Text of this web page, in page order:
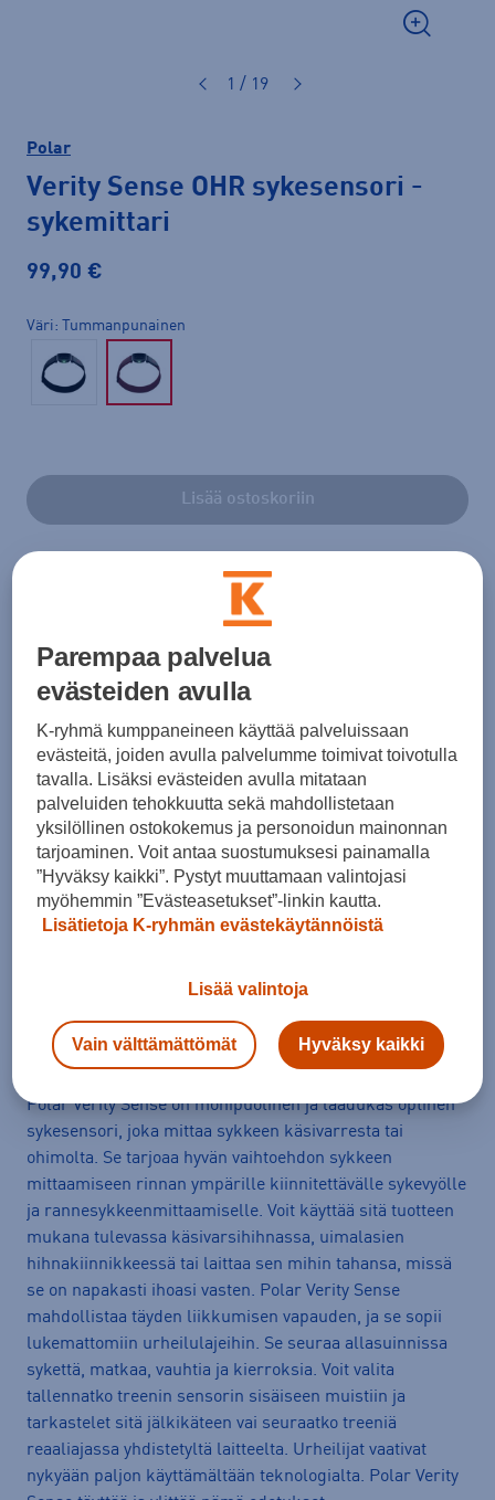
1 / 19
Polar
Verity Sense OHR sykesensori -
sykemittari
99,90 €
Väri Tummanpunainen
Lisää ostoskoriin
Tarkista saatavuus ja tilaa myymälästä
Verkkokauppa: Ei saatavilla
Arvioitu toimitusaika 1-3 arkipäivää.
Tilaus- ja toimituskulut
Ilmainen palautus
Erämaksulaskuri
Tuotetiedot Avaa
Polar Verity Sense on monipuolinen ja laadukas optinen
sykesensori, joka mittaa sykkeen käsivarresta tai
ohimolta. Se tarjoaa hyvän vaihtoehdon sykkeen
mittaamiseen rinnan ympärille kiinnitettävälle sykevyölle
ja rannesykkeenmittaamiselle. Voit käyttää sitä tuotteen
mukana tulevassa käsivarsihihnassa, uimalasien
hihnakiinnikkeessä tai laittaa sen mihin tahansa, missä
se on napakasti ihoasi vasten. Polar Verity Sense
mahdollistaa täyden liikkumisen vapauden, ja se sopii
lukemattomiin urheilulajeihin. Se seuraa allasuinnissa
sykettä, matkaa, vauhtia ja kierroksia. Voit valita
tallennatko treenin sensorin sisäiseen muistiin ja
tarkastelet sitä jälkikäteen vai seuraatko treeniä
reaaliajassa yhdistetyltä laitteelta. Urheilijat vaativat
nykyään paljon käyttämältään teknologialta. Polar Verity
Parempaa palvelua
evästeiden avulla
K-ryhmä kumppaneineen käyttää palveluissaan
evästeitä, joiden avulla palvelumme toimivat toivotulla
tavalla. Lisäksi evästeiden avulla mitataan
palveluiden tehokkuutta sekä mahdollistetaan
yksilöllinen ostokokemus ja personoidun mainonnan
tarjoaminen. Voit antaa suostumuksesi painamalla
”Hyväksy kaikki”. Pystyt muuttamaan valintojasi
myöhemmin ”Evästeasetukset”-linkin kautta.
Lisätietoja K-ryhmän evästekäytännöistä
Lisää valintoja
Vain välttämättömät Hyväksy kaikki